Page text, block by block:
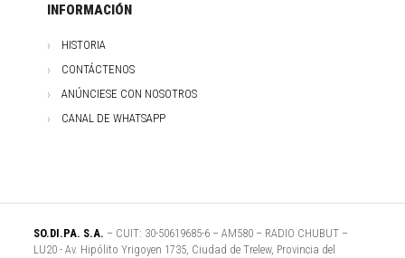
INFORMACIÓN
HISTORIA
CONTÁCTENOS
ANÚNCIESE CON NOSOTROS
CANAL DE WHATSAPP
SO.DI.PA. S.A. – CUIT: 30-50619685-6 – AM580 – RADIO CHUBUT –
LU20 - Av. Hipólito Yrigoyen 1735, Ciudad de Trelew, Provincia del